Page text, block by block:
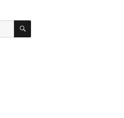
SUCHEN